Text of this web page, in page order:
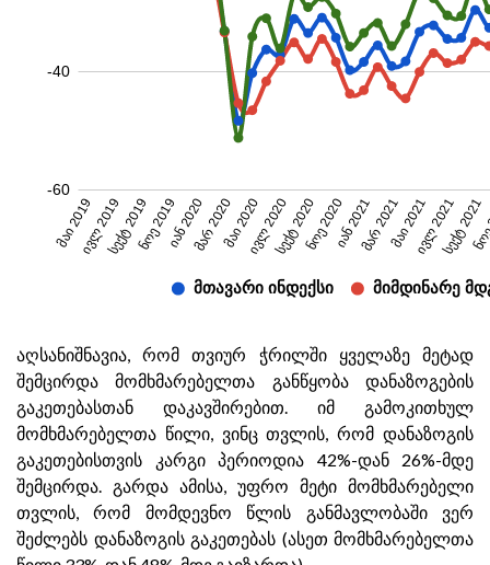
აღსანიშნავია, რომ თვიურ ჭრილში ყველაზე მეტად
შემცირდა მომხმარებელთა განწყობა დანაზოგების
გაკეთებასთან დაკავშირებით. იმ გამოკითხულ
მომხმარებელთა წილი, ვინც თვლის, რომ დანაზოგის
გაკეთებისთვის კარგი პერიოდია 42%-დან 26%-მდე
შემცირდა. გარდა ამისა, უფრო მეტი მომხმარებელი
თვლის, რომ მომდევნო წლის განმავლობაში ვერ
შეძლებს დანაზოგის გაკეთებას (ასეთ მომხმარებელთა